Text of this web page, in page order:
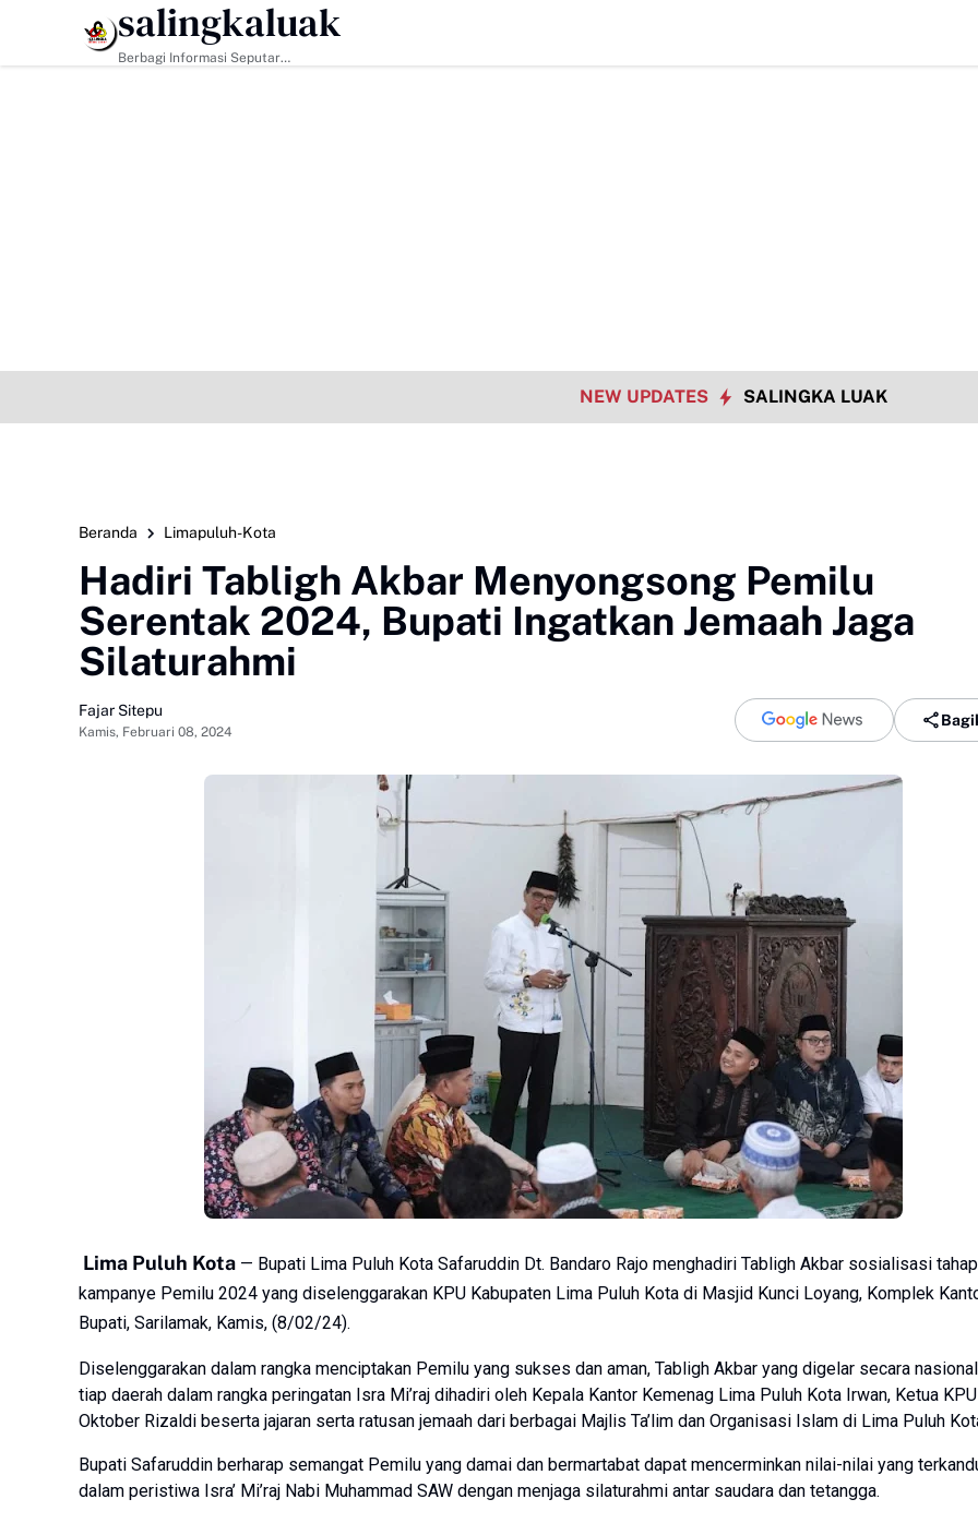
HEADLINE
salingkaluak
Berbagi Informasi Seputar
NEW UPDATES SALINGKA LUAK
Beranda Limapuluh-Kota
Hadiri Tabligh Akbar Menyongsong Pemilu
Serentak 2024, Bupati Ingatkan Jemaah Jaga
Silaturahmi
Fajar Sitepu
Kamis, Februari 08, 2024
Lima Puluh Kota — Bupati Lima Puluh Kota Safaruddin Dt. Bandaro Rajo menghadiri Tabligh Akbar sosialisasi
kampanye Pemilu 2024 yang diselenggarakan KPU Kabupaten Lima Puluh Kota di Masjid Kunci Loyang, Komplek
Bupati, Sarilamak, Kamis, (8/02/24).
Diselenggarakan dalam rangka menciptakan Pemilu yang sukses dan aman, Tabligh Akbar yang digelar secara
tiap daerah dalam rangka peringatan Isra Mi’raj dihadiri oleh Kepala Kantor Kemenag Lima Puluh Kota Irwan, Ketua KPU
Oktober Rizaldi beserta jajaran serta ratusan jemaah dari berbagai Majlis Ta’lim dan Organisasi Islam di Lima Puluh
Bupati Safaruddin berharap semangat Pemilu yang damai dan bermartabat dapat mencerminkan nilai-nilai yang
dalam peristiwa Isra’ Mi’raj Nabi Muhammad SAW dengan menjaga silaturahmi antar saudara dan tetangga.